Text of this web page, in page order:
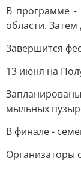
В программе -
области.
Завершится
13 июня на
мыльных
В финале -
Организаторы